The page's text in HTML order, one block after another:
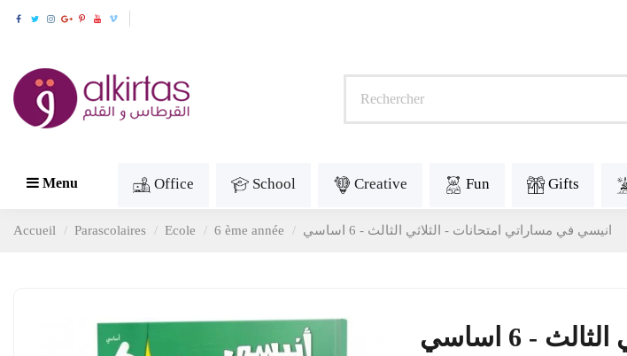
Menu Office School Creative Fun Gifts
Accueil Parascolaires Ecole 6 ème année انيسي في مساراتي امتحانات - الثلاثي الثالث - 6 اساسي
- 6 اساسي